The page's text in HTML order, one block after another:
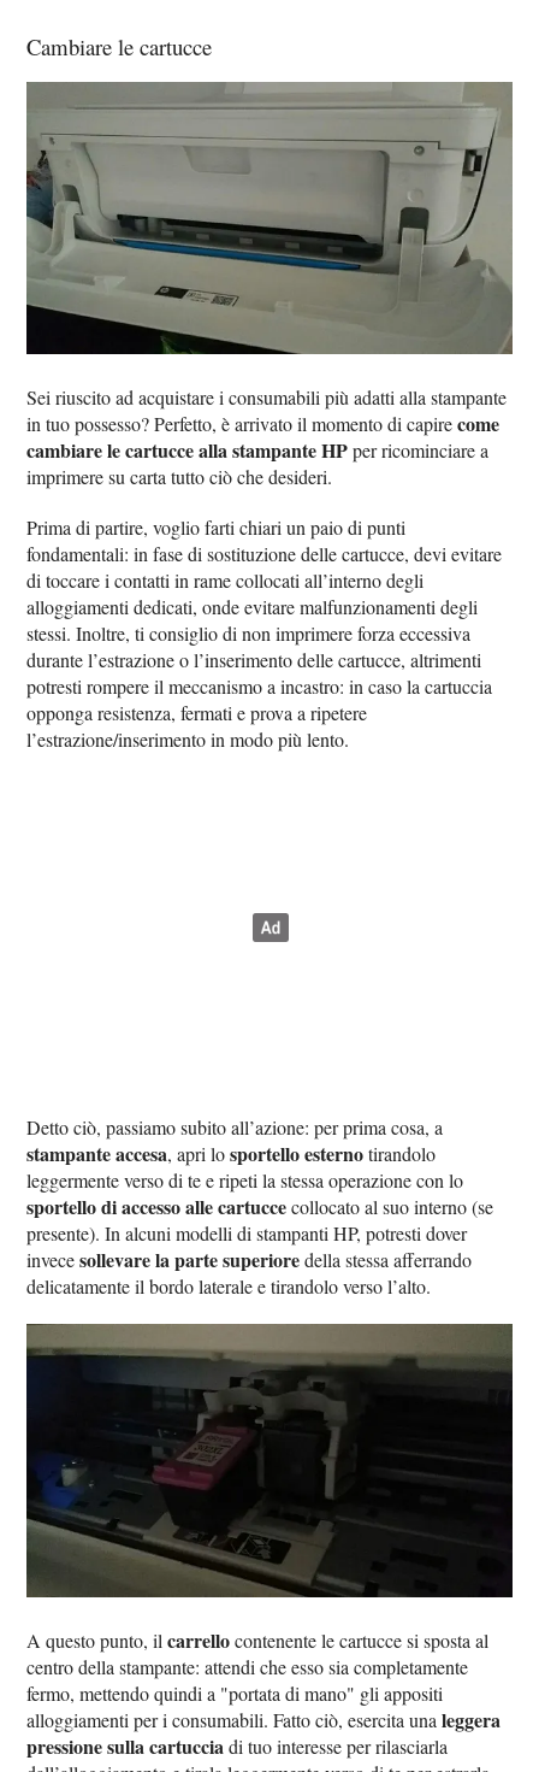
Cambiare le cartucce
Sei riuscito ad acquistare i consumabili più adatti alla stampante
in tuo possesso? Perfetto, è arrivato il momento di capirecome
cambiare le cartucce alla stampante HPper ricominciare a
imprimere su carta tutto ciò che desideri.
Prima di partire, voglio farti chiari un paio di punti
fondamentali: in fase di sostituzione delle cartucce, devi evitare
di toccare i contatti in rame collocati all’interno degli
alloggiamenti dedicati, onde evitare malfunzionamenti degli
stessi. Inoltre, ti consiglio di non imprimere forza eccessiva
durante l’estrazione o l’inserimento delle cartucce, altrimenti
potresti rompere il meccanismo a incastro: in caso la cartuccia
opponga resistenza, fermati e prova a ripetere
l’estrazione/inserimento in modo più lento.
Detto ciò, passiamo subito all’azione: per prima cosa, a
stampante accesa, apri losportello esternotirandolo
leggermente verso di te e ripeti la stessa operazione con lo
sportello di accesso alle cartuccecollocato al suo interno (se
presente). In alcuni modelli di stampanti HP, potresti dover
invecesollevare la parte superioredella stessa afferrando
delicatamente il bordo laterale e tirandolo verso l’alto.
A questo punto, ilcarrellocontenente le cartucce si sposta al
centro della stampante: attendi che esso sia completamente
fermo, mettendo quindi a "portata di mano" gli appositi
alloggiamenti per i consumabili. Fatto ciò, esercita unaleggera
pressione sulla cartucciadi tuo interesse per rilasciarla